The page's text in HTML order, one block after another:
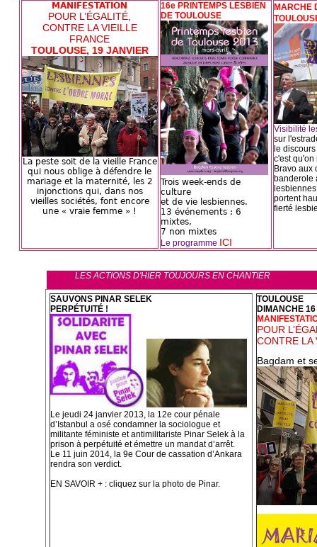
MANIFESTATION
POUR L’ÉGALITÉ,
CONTRE LA VIEILLE
FRANCE
TOULOUSE, 19 JANVIER
La peste soit de la vieille France
qui nous oblige à défendre le
mariage et la maternité, les 2
injonctions qui, dans nos
vieilles sociétés, font encore
une « vraie femme » !
16e PRINTEMPS LESBIEN
DE TOULOUSE
Trois week-ends de
culture
et de vie lesbiennes.
13 événements : 6
mixtes,
7 non mixtes
Le programme ICI
MARCHE
Visibilité
sur
le
c'est qu'on
Bravo aux
banderole
portent
fierté
LES ACTIONS D'HIER TOUJOURS EN CHANTIER
SAUVONS PINAR SELEK
PERPÉTUITÉ !
Le jeudi 24 janvier 2013, la 12e cour pénale
d’Istanbul a osé condamner la sociologue et
militante féministe et antimilitariste Pinar Selek à la
prison à perpétuité et émettre un mandat d’arrêt.
Le 11 juin 2014, la 9e Cour de cassation d’Ankara
rendra son verdict.
EN SAVOIR + : cliquez sur la photo de Pinar.
TOULOUSE
DIMANCHE
POUR
CONTRE LA
Bagdam et